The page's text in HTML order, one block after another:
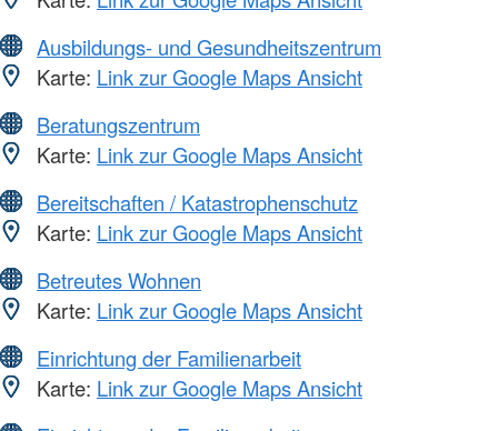
Ausbildungs- und Gesundheitszentrum
Karte: Link zur Google Maps Ansicht
Beratungszentrum
Karte: Link zur Google Maps Ansicht
Bereitschaften / Katastrophenschutz
Karte: Link zur Google Maps Ansicht
Betreutes Wohnen
Karte: Link zur Google Maps Ansicht
Einrichtung der Familienarbeit
Karte: Link zur Google Maps Ansicht